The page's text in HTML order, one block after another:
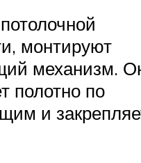
монтируют
механизм.
полотно по
и